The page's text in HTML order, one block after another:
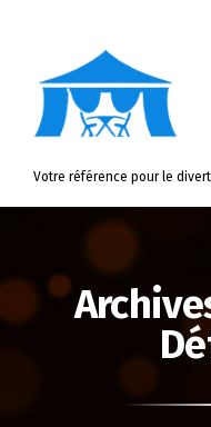
Votre référence pour le